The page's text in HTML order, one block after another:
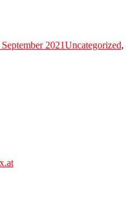
2021Uncategorized,